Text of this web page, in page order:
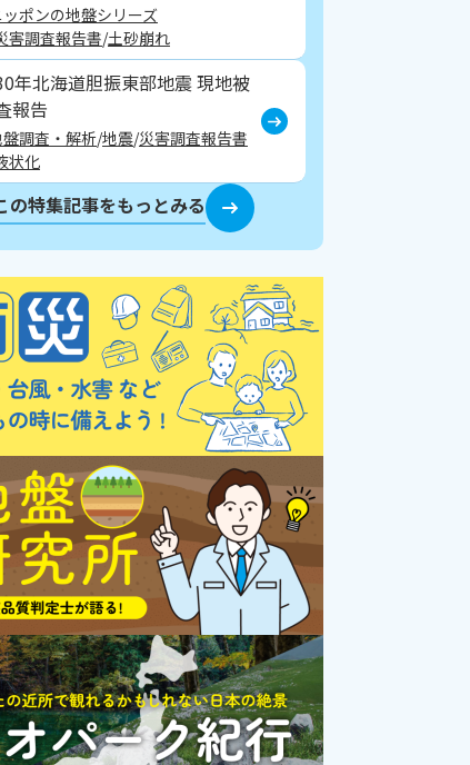
ッポンの地盤シリーズ
害調査報告書 土砂崩れ
年北海道胆振東部地震 現地被
報告
調査・解析 地震 災害調査報告書
状化
の特集記事をもっとみる